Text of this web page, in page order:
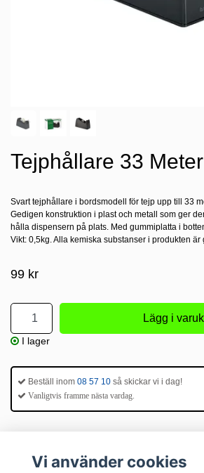
Tejphållare 33
Svart tejphållare i bordsmodell för tejp upp till 33
Gedigen konstruktion i plast och metall som ger
hålla dispensern på plats. Med gummiplatta i
Vikt: 0,5kg. Alla kemiska substanser i produkten
99 kr
I lager
Beställ inom 08 57 10 så skickar vi i dag!
Vanligtvis framme nästa vardag.
Vi använder cookies